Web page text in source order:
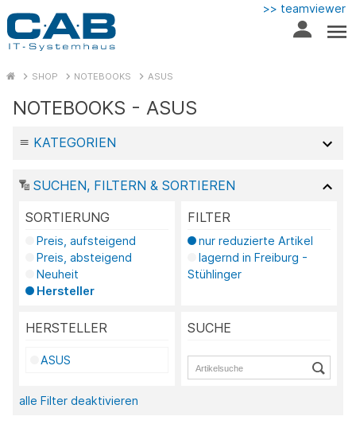
>> teamviewer
SHOP NOTEBOOKS ASUS
NOTEBOOKS - ASUS
KATEGORIEN
SUCHEN, FILTERN & SORTIEREN
SORTIERUNG
Preis, aufsteigend
Preis, absteigend
Neuheit
Hersteller
FILTER
nur reduzierte Artikel
lagernd in Freiburg -
Stühlinger
HERSTELLER
ASUS
SUCHE
alle Filter deaktivieren